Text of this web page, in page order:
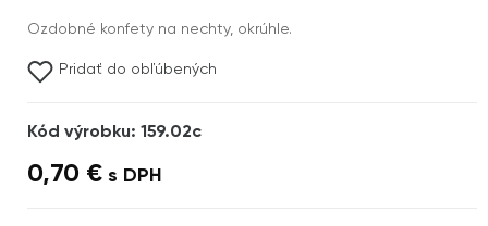
Ozdobné konfety na nechty, okrúhle.
Pridať do obľúbených
Kód výrobku: 159.02c
0,70 € s DPH